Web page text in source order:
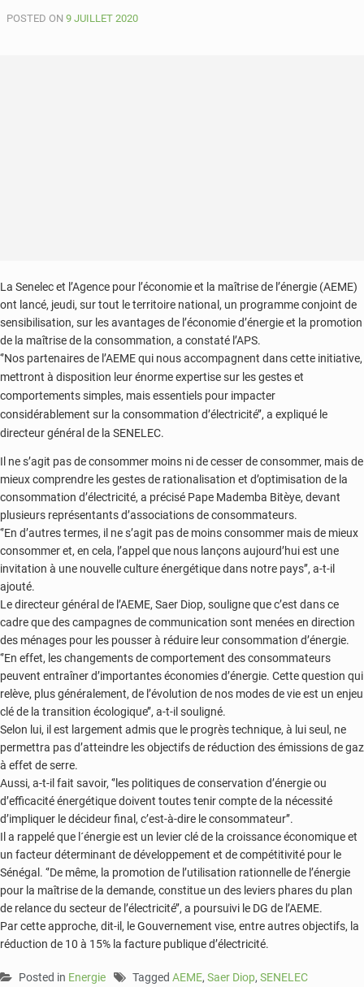
boulangers
POSTED ON 9 JUILLET 2020
La Senelec et l’Agence pour l’économie et la maîtrise de l’énergie (AEME)
ont lancé, jeudi, sur tout le territoire national, un programme conjoint de
sensibilisation, sur les avantages de l’économie d’énergie et la promotion
de la maîtrise de la consommation, a constaté l’APS.
‘’Nos partenaires de l’AEME qui nous accompagnent dans cette initiative,
mettront à disposition leur énorme expertise sur les gestes et
comportements simples, mais essentiels pour impacter
considérablement sur la consommation d’électricité’’, a expliqué le
directeur général de la SENELEC.
Il ne s’agit pas de consommer moins ni de cesser de consommer, mais de
mieux comprendre les gestes de rationalisation et d’optimisation de la
consommation d’électricité, a précisé Pape Mademba Bitèye, devant
plusieurs représentants d’associations de consommateurs.
‘’En d’autres termes, il ne s’agit pas de moins consommer mais de mieux
consommer et, en cela, l’appel que nous lançons aujourd’hui est une
invitation à une nouvelle culture énergétique dans notre pays’’, a-t-il
ajouté.
Le directeur général de l’AEME, Saer Diop, souligne que c’est dans ce
cadre que des campagnes de communication sont menées en direction
des ménages pour les pousser à réduire leur consommation d’énergie.
‘’En effet, les changements de comportement des consommateurs
peuvent entraîner d’importantes économies d’énergie. Cette question qui
relève, plus généralement, de l’évolution de nos modes de vie est un enjeu
clé de la transition écologique’’, a-t-il souligné.
Selon lui, il est largement admis que le progrès technique, à lui seul, ne
permettra pas d’atteindre les objectifs de réduction des émissions de gaz
à effet de serre.
Aussi, a-t-il fait savoir, ‘’les politiques de conservation d’énergie ou
d’efficacité énergétique doivent toutes tenir compte de la nécessité
d’impliquer le décideur final, c’est-à-dire le consommateur’’.
Il a rappelé que l´énergie est un levier clé de la croissance économique et
un facteur déterminant de développement et de compétitivité pour le
Sénégal. ‘’De même, la promotion de l’utilisation rationnelle de l’énergie
pour la maîtrise de la demande, constitue un des leviers phares du plan
de relance du secteur de l’électricité’’, a poursuivi le DG de l’AEME.
Par cette approche, dit-il, le Gouvernement vise, entre autres objectifs, la
réduction de 10 à 15% la facture publique d’électricité.
Posted in Energie Tagged AEME, Saer Diop, SENELEC